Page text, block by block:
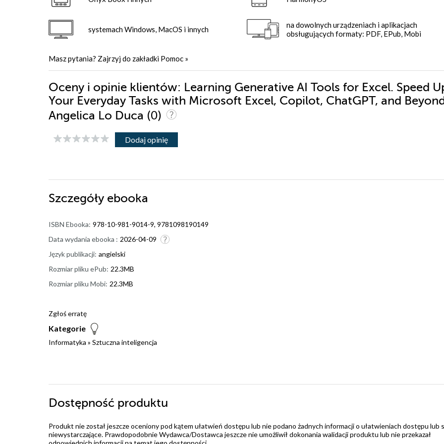
systemach Windows, MacOS i innych
na dowolnych urządzeniach i aplikacjach
obsługujących formaty: PDF, EPub, Mobi
Masz pytania? Zajrzyj do zakładki Pomoc »
Oceny i opinie klientów: Learning Generative AI Tools for Excel. Speed
Your Everyday Tasks with Microsoft Excel, Copilot, ChatGPT, and
Angelica Lo Duca (0)
Dodaj opinię
Szczegóły ebooka
ISBN Ebooka: 978-10-981-9014-9, 9781098190149
Data wydania ebooka : 2026-04-09
Język publikacji: angielski
Rozmiar pliku ePub: 22.3MB
Rozmiar pliku Mobi: 22.3MB
Zgłoś erratę
Kategorie
Informatyka » Sztuczna inteligencja
Dostępność produktu
Produkt nie został jeszcze oceniony pod kątem ułatwień dostępu lub nie podano żadnych informacji o ułatwieniach dostępu lub
niewystarczające. Prawdopodobnie Wydawca/Dostawca jeszcze nie umożliwił dokonania walidacji produktu lub nie przekazał